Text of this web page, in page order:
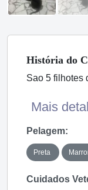
História do
Sao 5 filhotes
Mais
Pelagem:
Preta
Cuidados